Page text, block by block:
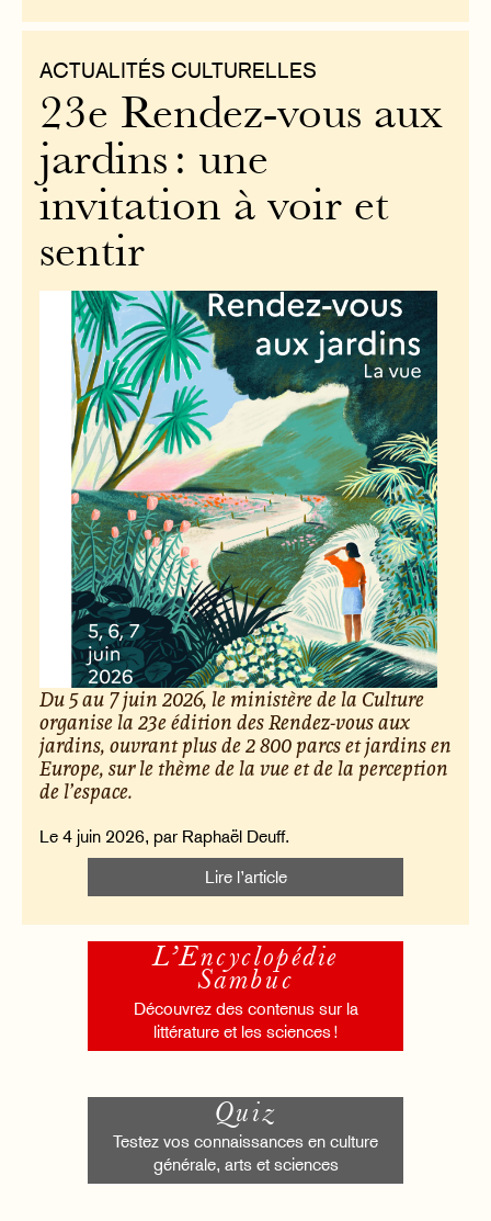
ACTUALITÉS CULTURELLES
23e Rendez-vous aux
jardins : une
invitation à voir et
sentir
Du 5 au 7 juin 2026, le ministère de la Culture
organise la 23e édition des Rendez-vous aux
jardins, ouvrant plus de 2 800 parcs et jardins en
Europe, sur le thème de la vue et de la perception
de l’espace.
Le 4 juin 2026, par Raphaël Deuff.
Lire l’article
L’Encyclopédie
Sambuc
Découvrez des contenus sur la
littérature et les sciences !
Quiz
Testez vos connaissances en culture
générale, arts et sciences